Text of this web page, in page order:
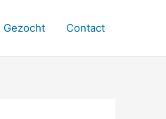
Gezocht Contact